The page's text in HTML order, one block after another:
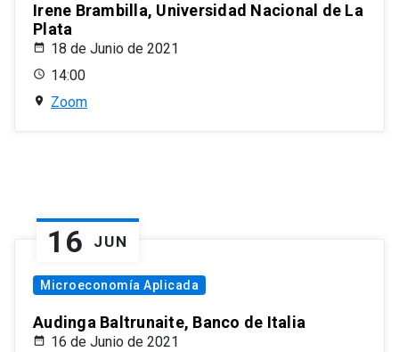
Irene Brambilla, Universidad Nacional de La
Plata
18 de Junio de 2021
14:00
Zoom
16 JUN
Microeconomía Aplicada
Audinga Baltrunaite, Banco de Italia
16 de Junio de 2021